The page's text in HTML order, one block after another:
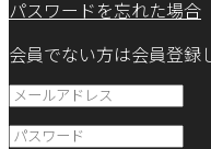
パスワードを忘れた場合
会員でない方は会員登録